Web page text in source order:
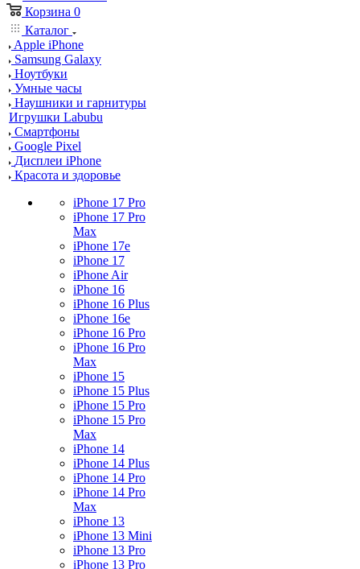
Корзина 0
Каталог
Apple iPhone
Samsung Galaxy
Ноутбуки
Умные часы
Наушники и гарнитуры
Игрушки Labubu
Смартфоны
Google Pixel
Дисплеи iPhone
Красота и здоровье
iPhone 17 Pro
iPhone 17 Pro
Max
iPhone 17e
iPhone 17
iPhone Air
iPhone 16
iPhone 16 Plus
iPhone 16e
iPhone 16 Pro
iPhone 16 Pro
Max
iPhone 15
iPhone 15 Plus
iPhone 15 Pro
iPhone 15 Pro
Max
iPhone 14
iPhone 14 Plus
iPhone 14 Pro
iPhone 14 Pro
Max
iPhone 13
iPhone 13 Mini
iPhone 13 Pro
iPhone 13 Pro